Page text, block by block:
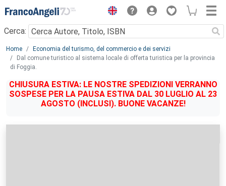
Menu
Cerca:
Main content
Home
Economia del turismo, del commercio e dei servizi
Dal comune turistico al sistema locale di offerta turistica per la provincia
di Foggia.
CHIUSURA ESTIVA: LE NOSTRE SPEDIZIONI VERRANNO
SOSPESE PER LA PAUSA ESTIVA DAL 30 LUGLIO AL 23
AGOSTO (INCLUSI). BUONE VACANZE!